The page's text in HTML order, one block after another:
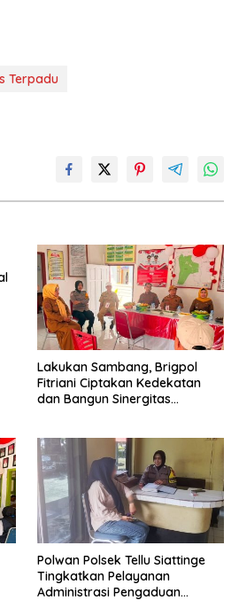
Terpadu
Lakukan Sambang, Brigpol
Fitriani Ciptakan Kedekatan
dan Bangun Sinergitas
Polwan Polsek Tellu Siattinge
Tingkatkan Pelayanan
Administrasi Pengaduan